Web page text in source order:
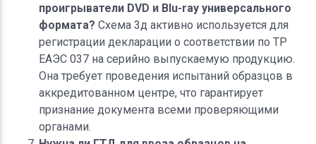
проигрыватели DVD и Blu-ray универсального
формата? Схема 3д активно используется для
регистрации декларации о соответствии по ТР
ЕАЭС 037 на серийно выпускаемую продукцию.
Она требует проведения испытаний образцов в
аккредитованном центре, что гарантирует
признание документа всеми проверяющими
органами.